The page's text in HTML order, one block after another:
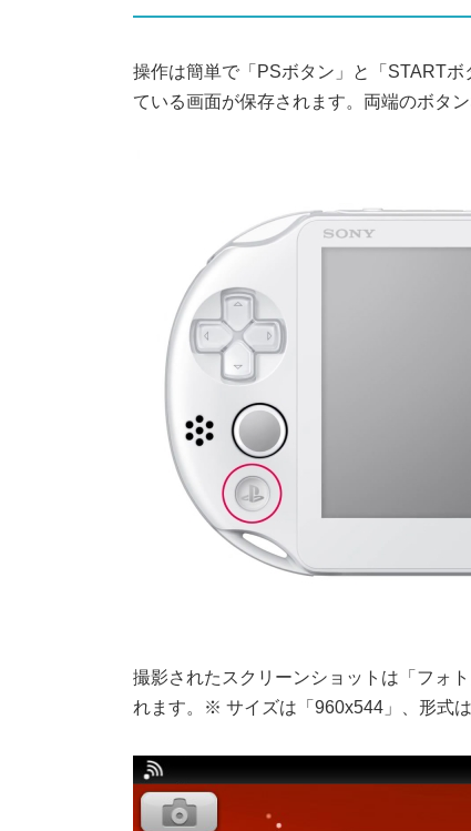
操作は簡単で「PSボタン」と「START
ている画面が保存されます。両端のボタ
撮影されたスクリーンショットは「フォ
れます。※ サイズは「960x544」、形式は